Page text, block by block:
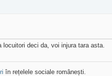
deci da, voi injura tara asta.
în rețelele sociale românești.